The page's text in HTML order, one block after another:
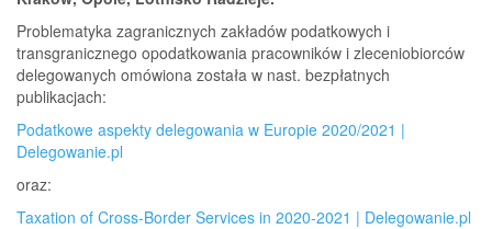
Problematyka zagranicznych zakładów podatkowych i
transgranicznego opodatkowania pracowników i zleceniobiorców
delegowanych omówiona została w nast. bezpłatnych
publikacjach:
Podatkowe aspekty delegowania w Europie 2020/2021 |
Delegowanie.pl
oraz:
Taxation of Cross-Border Services in 2020-2021 | Delegowanie.pl